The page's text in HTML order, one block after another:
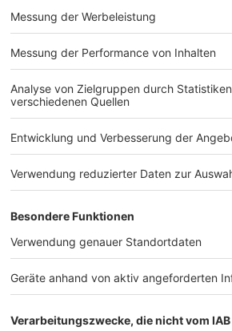
ANTENNE:
Xmas Rock
Genieße die besinnliche Zeit mit
den besten Christmas Rocksongs
Gerade läuft:I saw mommy
kissing Santa Claus- John Cougar
Mellencamp